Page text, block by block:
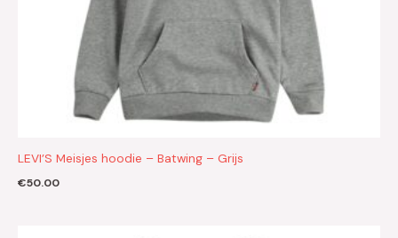
LEVI’S Meisjes hoodie – Batwing – Grijs
€50.00